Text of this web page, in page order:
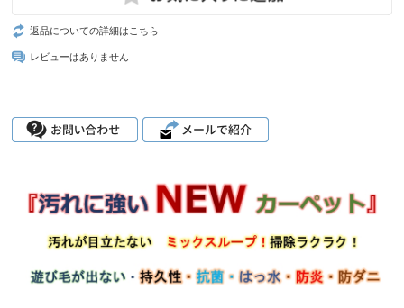
返品についての詳細はこちら
レビューはありません